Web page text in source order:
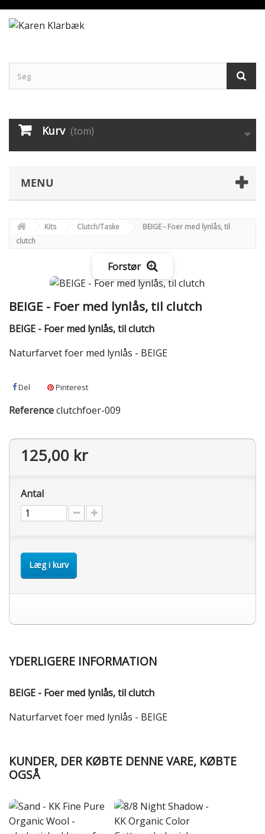
Kurv (tom)
MENU
Kits Clutch/Taske
BEIGE - Foer med lynlås, til
clutch
Forstør
BEIGE - Foer med lynlås, til clutch
BEIGE - Foer med lynlås, til clutch
Naturfarvet foer med lynlås - BEIGE
Del Pinterest
Referenceclutchfoer-009
125,00 kr
Antal
Læg i kurv
YDERLIGERE INFORMATION
BEIGE - Foer med lynlås, til clutch
Naturfarvet foer med lynlås - BEIGE
KUNDER, DER KØBTE DENNE VARE, KØBTE
OGSÅ